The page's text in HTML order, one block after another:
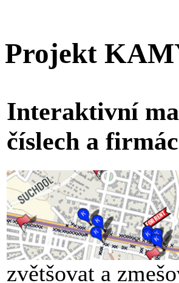
Projekt
Interaktivní
číslech a
zvětšovat a